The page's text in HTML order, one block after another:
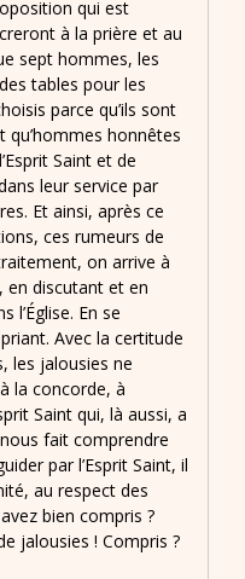
qui est
à la prière et au
sept hommes, les
tables pour les
parce qu’ils sont
honnêtes
Saint et de
leur service par
Et ainsi, après ce
ces rumeurs de
on arrive à
en discutant et en
l’Église. En se
Avec la certitude
les jalousies ne
la concorde, à
Saint qui, là aussi, a
fait comprendre
par l’Esprit Saint, il
au respect des
bien compris ?
jalousies ! Compris ?